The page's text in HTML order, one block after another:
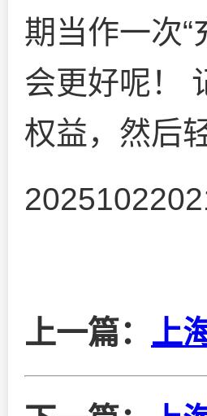
期当作一次
会更好呢！
权益，然后
上一篇： 上